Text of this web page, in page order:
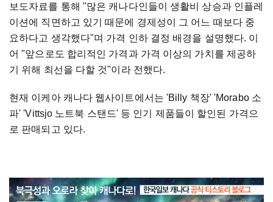
보도자료를 통해 "많은 캐나다인들이 생활비 상승과 인플레
이션에 직면하고 있기 때문에 경제성이 그 어느 때보다 중
요하다고 생각했다"며 가격 인하 결정 배경을 설명했다. 이
어 "앞으로도 합리적인 가격과 가격 이상의 가치를 제공하
기 위해 최선을 다할 것"이라 전했다.
현재 이케아 캐나다 웹사이트에서는 'Billy 책장' 'Morabo 소
파' 'Vittsjo 노트북 스탠드' 등 인기 제품들이 할인된 가격으
로 판매되고 있다.